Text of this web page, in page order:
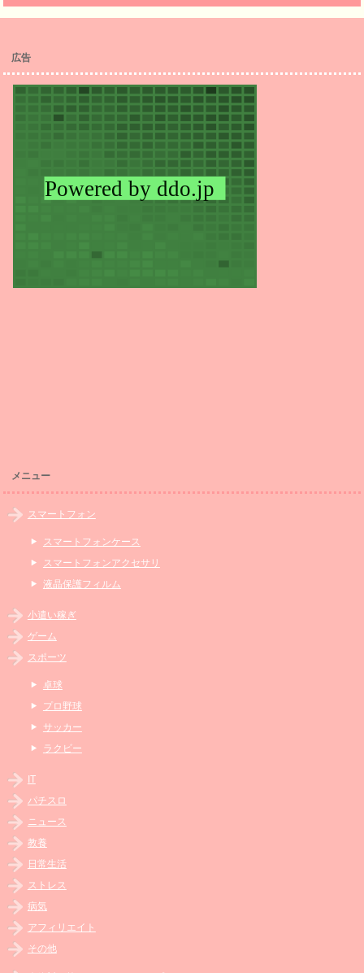
広告
メニュー
スマートフォン
スマートフォンケース
スマートフォンアクセサリ
液晶保護フィルム
小遣い稼ぎ
ゲーム
スポーツ
卓球
プロ野球
サッカー
ラクビー
IT
パチスロ
ニュース
教養
日常生活
ストレス
病気
アフィリエイト
その他